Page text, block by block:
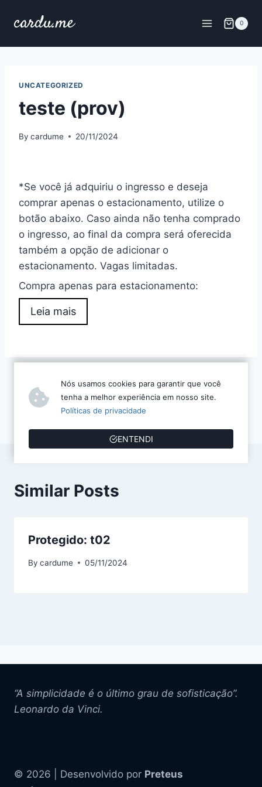
cardu.me 0
UNCATEGORIZED
teste (prov)
By cardume 20/11/2024
*Se você já adquiriu o ingresso e deseja
comprar apenas o estacionamento, utilize o
botão abaixo. Caso ainda não tenha comprado
o ingresso, ao final da compra será oferecida
também a opção de adicionar o
estacionamento. Vagas limitadas.
Compra apenas para estacionamento:
Leia mais
Navegação
Post
PREVIOUS
Similar Posts
Protegido: t02
By cardume 05/11/2024
“A simplicidade é o último grau de sofisticação”.
Leonardo da Vinci.
© 2026 | Desenvolvido por Preteus
Nós usamos cookies para garantir que você
tenha a melhor experiência em nosso site.
Políticas de privacidade
ENTENDI